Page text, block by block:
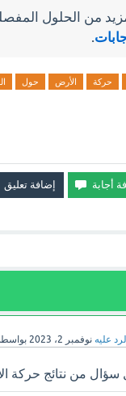
من الحلول
.
حركة الأرض حول
عليه نوفمبر 2، 2023
سؤال من نتائج حركة